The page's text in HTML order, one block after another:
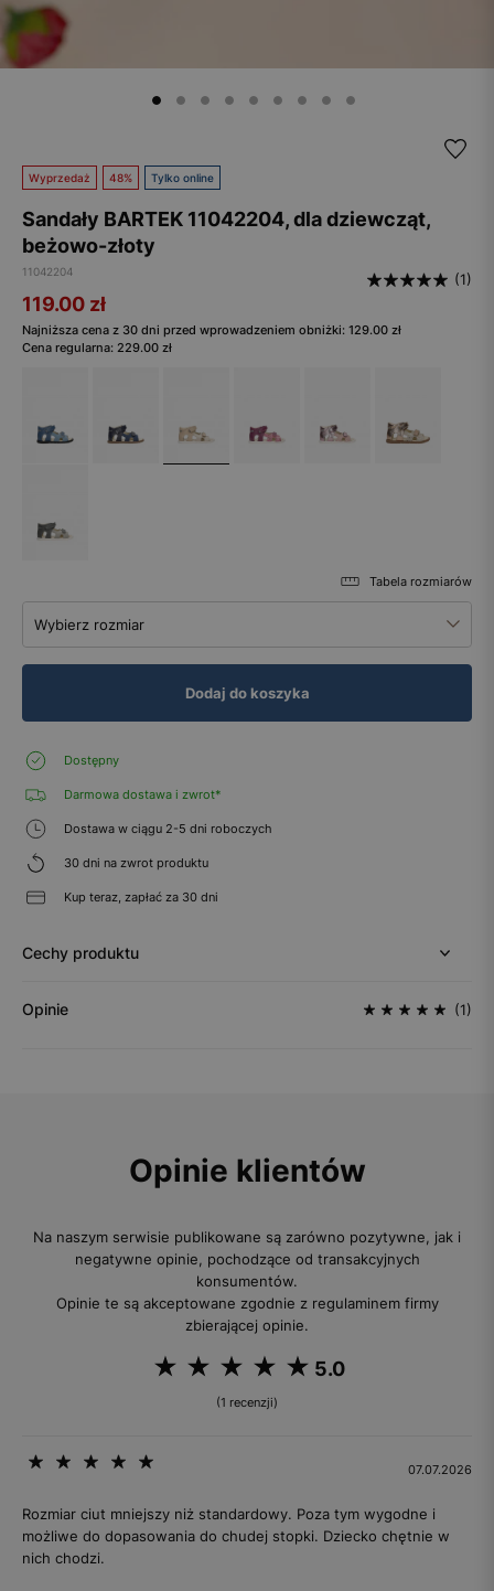
Wyprzedaż 48% Tylko online
Sandały BARTEK 11042204, dla dziewcząt,
beżowo-złoty
11042204 (1)
119.00 zł
Najniższa cena z 30 dni przed wprowadzeniem obniżki: 129.00 zł
Cena regularna: 229.00 zł
Tabela rozmiarów
Wybierz rozmiar
Dodaj do koszyka
Dostępny
Darmowa dostawa i zwrot*
Dostawa w ciągu 2-5 dni roboczych
30 dni na zwrot produktu
Kup teraz, zapłać za 30 dni
Cechy produktu
Opinie (1)
Opinie klientów
Na naszym serwisie publikowane są zarówno pozytywne, jak i
negatywne opinie, pochodzące od transakcyjnych
konsumentów.
Opinie te są akceptowane zgodnie z regulaminem firmy
zbierającej opinie.
5.0
(1 recenzji)
07.07.2026
Rozmiar ciut mniejszy niż standardowy. Poza tym wygodne i
możliwe do dopasowania do chudej stopki. Dziecko chętnie w
nich chodzi.